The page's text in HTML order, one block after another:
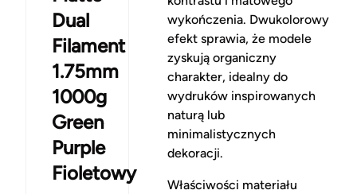
Dual
Filament
1.75mm
1000g
Green
Purple
Fioletowy
wykończenia. Dwukolorowy
efekt sprawia, że modele
zyskują organiczny
charakter, idealny do
wydruków inspirowanych
naturą lub
minimalistycznych
dekoracji.
Właściwości materiału